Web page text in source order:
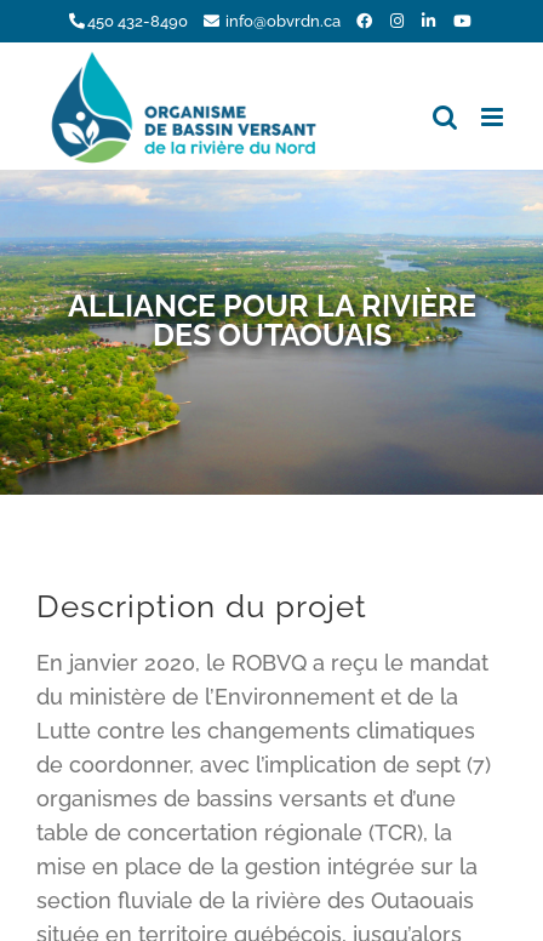
to
content
450 432-8490 info@obvrdn.ca
ALLIANCE POUR LA RIVIÈRE
DES OUTAOUAIS
Description du projet
En janvier 2020, le ROBVQ a reçu le mandat
du ministère de l’Environnement et de la
Lutte contre les changements climatiques
de coordonner, avec l’implication de sept (7)
organismes de bassins versants et d’une
table de concertation régionale (TCR), la
mise en place de la gestion intégrée sur la
section fluviale de la rivière des Outaouais
située en territoire québécois, jusqu’alors